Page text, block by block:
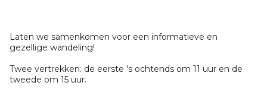
Laten we samenkomen voor een informatieve en
gezellige wandeling!
Twee vertrekken: de eerste 's ochtends om 11 uur en de
tweede om 15 uur.